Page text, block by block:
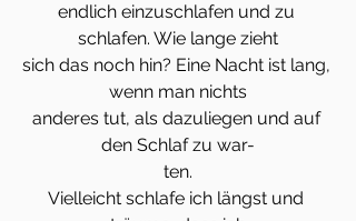
endlich einzuschlafen und zu
schlafen. Wie lange zieht
sich das noch hin? Eine Nacht ist lang,
wenn man nichts
anderes tut, als dazuliegen und auf
den Schlaf zu war-
ten.
Vielleicht schlafe ich längst und